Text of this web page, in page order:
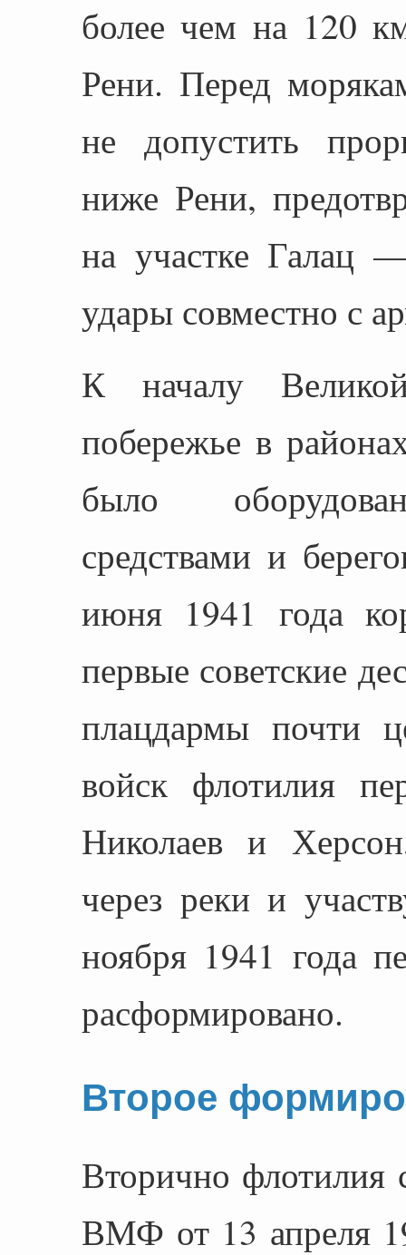
более чем на 120
Рени. Перед
не допустить
ниже Рени,
на участке Галац
удары совместно с
К началу
побережье в
было
средствами и
июня 1941 года
первые советские
плацдармы почти
войск флотилия
Николаев и
через реки и
ноября 1941 года
расформировано.
Второе
Вторично флотилия
ВМФ от 13 апреля